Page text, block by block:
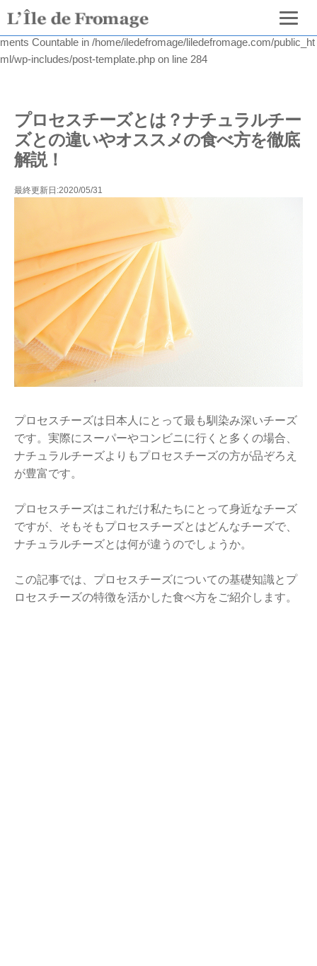
Warning: count(): Parameter must be an array or an object that imple
ments Countable in /home/iledefromage/liledefromage.com/public_ht
ml/wp-includes/post-template.php on line 284
プロセスチーズとは？ナチュラルチー
ズとの違いやオススメの食べ方を徹底
解説！
最終更新日:2020/05/31
プロセスチーズは日本人にとって最も馴染み深いチーズ
です。実際にスーパーやコンビニに行くと多くの場合、
ナチュラルチーズよりもプロセスチーズの方が品ぞろえ
が豊富です。
プロセスチーズはこれだけ私たちにとって身近なチーズ
ですが、そもそもプロセスチーズとはどんなチーズで、
ナチュラルチーズとは何が違うのでしょうか。
この記事では、プロセスチーズについての基礎知識とプ
ロセスチーズの特徴を活かした食べ方をご紹介します。